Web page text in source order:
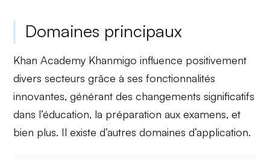
Domaines principaux
Khan Academy Khanmigo influence positivement
divers secteurs grâce à ses fonctionnalités
innovantes, générant deschangements significatifs
dans l’éducation, la préparation aux examens, et
bien plus. Il existe d’autres domaines d’application.